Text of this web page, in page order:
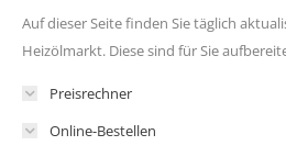
Auf dieser Seite finden Sie täglich
Heizölmarkt. Diese sind für Sie
Preisrechner
Online-Bestellen